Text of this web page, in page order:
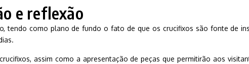
e reflexão
tendo como plano de fundo o fato de que os crucifixos são fonte de
assim como a apresentação de peças que permitirão aos